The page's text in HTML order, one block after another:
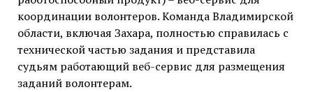
координации волонтеров. Команда Владимирской
области, включая Захара, полностью справилась с
технической частью задания и представила
судьям работающий веб-сервис для размещения
заданий волонтерам.